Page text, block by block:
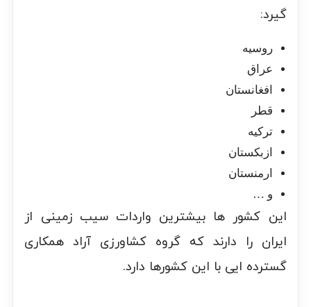
گیرد:
روسیه
عراق
افغانستان
قطر
ترکیه
ازبکستان
ارمنستان
و …
این کشور ها بیشترین واردات سیب زمینی از
ایران را دارند که گروه کشاورزی آراد همکاری
گسترده ایی با این کشورها دارد.